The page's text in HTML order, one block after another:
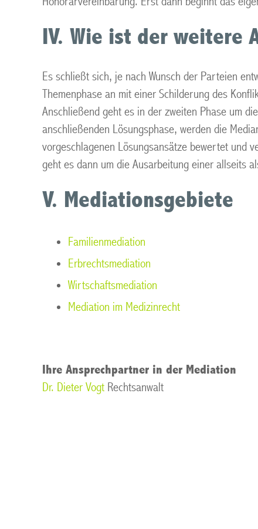
IV. Wie ist der weitere
Es schließt sich, je nach Wunsch der Parteien
Themenphase an mit einer Schilderung des
Anschließend geht es in der zweiten Phase um
anschließenden Lösungsphase, werden die
vorgeschlagenen Lösungsansätze bewertet und
geht es dann um die Ausarbeitung einer allseits
V. Mediationsgebiete
Familienmediation
Erbrechtsmediation
Wirtschaftsmediation
Mediation im Medizinrecht
Ihre Ansprechpartner in der Mediation
Dr. Dieter Vogt Rechtsanwalt